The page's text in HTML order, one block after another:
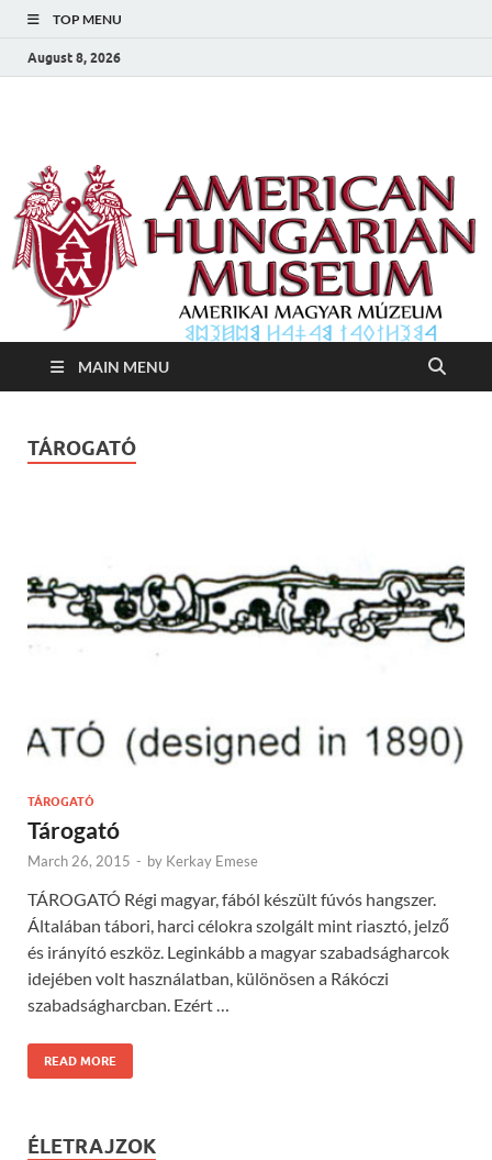
TOP MENU
August 8, 2026
Amerikai Magyar
Múzeum
MAIN MENU
TÁROGATÓ
TÁROGATÓ
Tárogató
March 26, 2015 - by Kerkay Emese
TÁROGATÓ Régi magyar, fából készült fúvós hangszer.
Általában tábori, harci célokra szolgált mint riasztó, jelző
és irányító eszköz. Leginkább a magyar szabadságharcok
idejében volt használatban, különösen a Rákóczi
szabadságharcban. Ezért …
READ MORE
ÉLETRAJZOK